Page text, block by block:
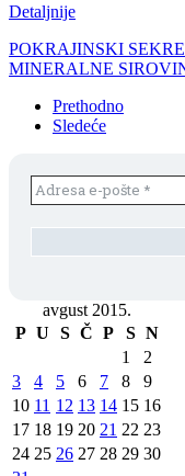
Detaljnije
POKRAJINSKI
MINERALNE
Prethodno
Sledeće
avgust 2015.
P U S Č P S N
1
2
3
4 5 6 7 8
9
10 11 12 13 14 15 16
17 18 19 20 21 22 23
24 25 26 27 28 29 30